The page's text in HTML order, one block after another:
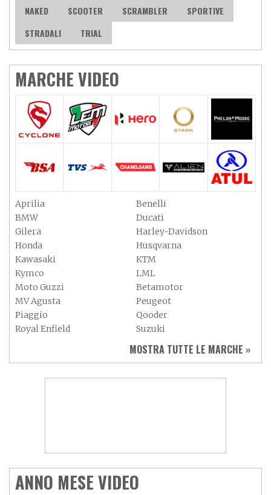
NAKED SCOOTER SCRAMBLER
SPORTIVE
STRADALI
TRIAL
MARCHE VIDEO
Aprilia
Benelli
BMW
Ducati
Gilera
Harley-Davidson
Honda
Husqvarna
Kawasaki
KTM
Kymco
LML
Moto Guzzi
Betamotor
MV Agusta
Peugeot
Piaggio
Qooder
Royal Enfield
Suzuki
Yamaha
MOSTRA TUTTE LE MARCHE »
ANNO MESE VIDEO